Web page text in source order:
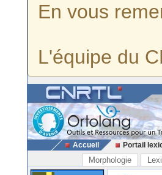
En vous
L'équipe du
Accueil Portail
Morphologie